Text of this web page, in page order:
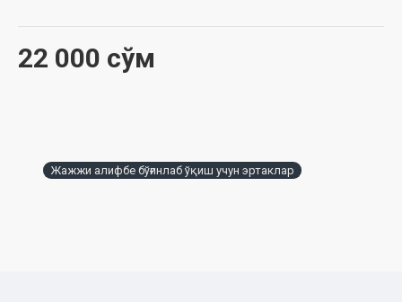
22 000 сўм
Жажжи алифбе бўғинлаб ўқиш учун эртаклар